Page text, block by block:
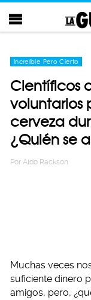
Increíble Pero Cierto
Científicos
voluntarios
cerveza
¿Quién se
Por Aldo Rackson
Muchas veces
suficiente dinero
amigos, pero,